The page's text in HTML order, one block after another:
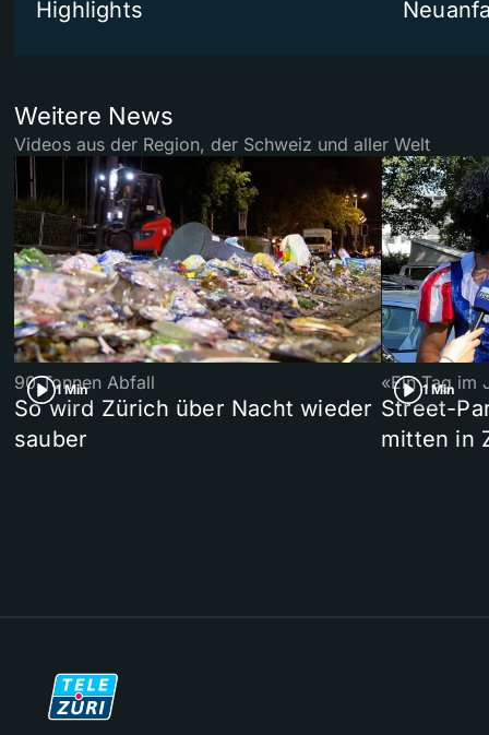
Highlights
Weitere News
Videos aus der Region, der Schweiz und aller Welt
1 Min
90 Tonnen Abfall
So wird Zürich über Nacht wieder
sauber
1 Min
«Ein Tag im
Street-
mitten in